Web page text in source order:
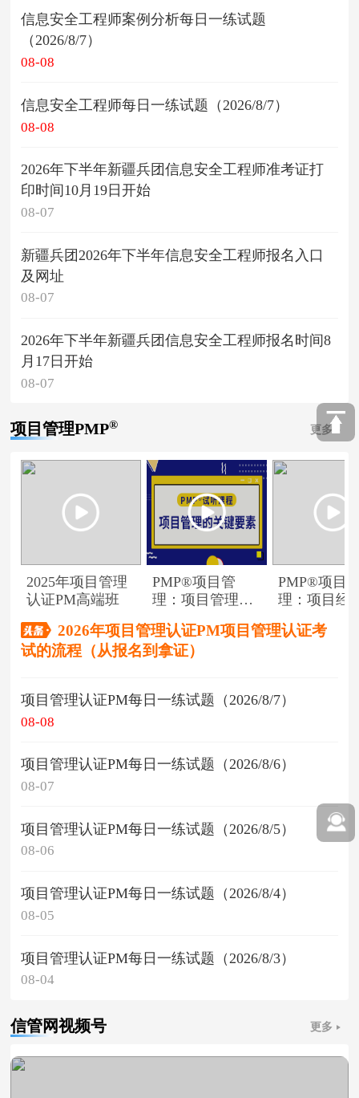
信息安全工程师案例分析每日一练试题
（2026/8/7）
08-08
信息安全工程师每日一练试题（2026/8/7）
08-08
2026年下半年新疆兵团信息安全工程师准考证打
印时间10月19日开始
08-07
新疆兵团2026年下半年信息安全工程师报名入口
及网址
08-07
2026年下半年新疆兵团信息安全工程师报名时间8
月17日开始
08-07
项目管理PMP® 更多
2025年项目管理
认证PM高端班
PMP®项目管
理：项目管理的
PMP®项目
理：项目经
2026年项目管理认证PM项目管理认证考
试的流程（从报名到拿证）
项目管理认证PM每日一练试题（2026/8/7）
08-08
项目管理认证PM每日一练试题（2026/8/6）
08-07
项目管理认证PM每日一练试题（2026/8/5）
08-06
项目管理认证PM每日一练试题（2026/8/4）
08-05
项目管理认证PM每日一练试题（2026/8/3）
08-04
信管网视频号 更多